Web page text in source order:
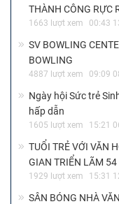
THÀNH CÔNG RỰC
1663 lượt xem 00:43
SV BOWLING
BOWLING
4887 lượt xem 09:09
Ngày hội Sức trẻ
hấp dẫn
1605 lượt xem 15:21
TUỔI TRẺ VỚI VĂN
GIAN TRIỂN LÃM
1929 lượt xem 15:31
SÂN BÓNG NHÀ